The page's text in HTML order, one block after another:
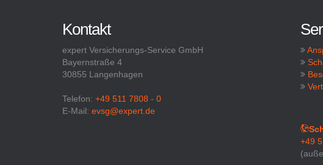
Kontakt
expert Versicherungs-Service GmbH
Bayernstraße 4
30855 Langenhagen
Telefon: +49 511 7808 - 0
E-Mail: evsg@expert.de
+49